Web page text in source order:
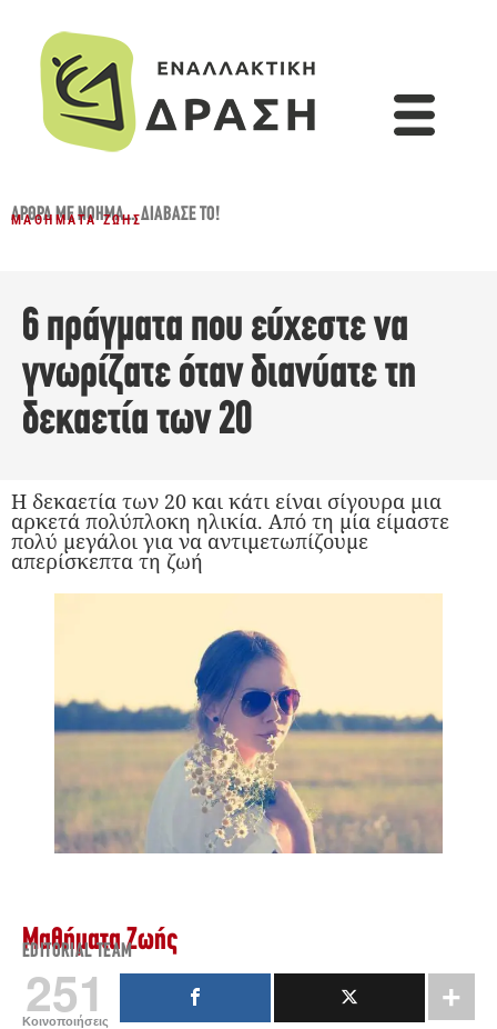
ΆΡΘΡΑ ΜΕ ΝΌΗΜΑ...,ΔΙΆΒΑΣΈ ΤΟ!
ΜΑΘΉΜΑΤΑ ΖΩΉΣ
6 πράγματα που εύχεστε να
γνωρίζατε όταν διανύατε τη
δεκαετία των 20
Η δεκαετία των 20 και κάτι είναι σίγουρα μια
αρκετά πολύπλοκη ηλικία. Από τη μία είμαστε
πολύ μεγάλοι για να αντιμετωπίζουμε
απερίσκεπτα τη ζωή
Μαθήματα Ζωής
EDITORIAL TEAM
251
Κοινοποιήσεις